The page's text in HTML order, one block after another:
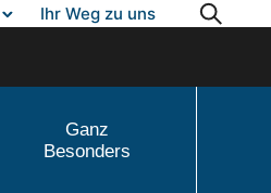
Ihr Weg zu uns
Ganz
Besonders